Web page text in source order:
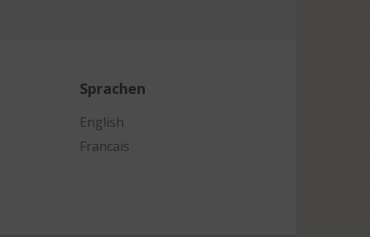
Sprachen
English
Francais